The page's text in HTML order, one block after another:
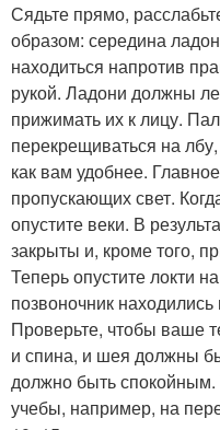
Сядьте прямо,
образом: середина
находиться напротив
рукой. Ладони должны
прижимать их к лицу.
перекрещиваться на
как вам удобнее.
пропускающих свет.
опустите веки. В
закрыты и, кроме того,
Теперь опустите локти
позвоночник
Проверьте, чтобы ваше
и спина, и шея должны
должно быть
учебы, например, на